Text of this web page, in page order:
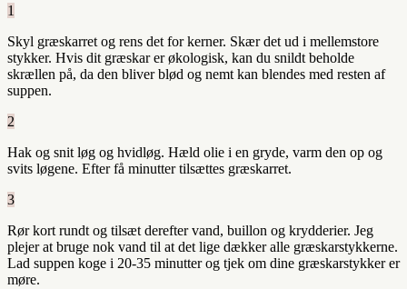
1
Skyl græskarret og rens det for kerner. Skær det ud i mellemstore
stykker. Hvis dit græskar er økologisk, kan du snildt beholde
skrællen på, da den bliver blød og nemt kan blendes med resten af
suppen.
2
Hak og snit løg og hvidløg. Hæld olie i en gryde, varm den op og
svits løgene. Efter få minutter tilsættes græskarret.
3
Rør kort rundt og tilsæt derefter vand, buillon og krydderier. Jeg
plejer at bruge nok vand til at det lige dækker alle græskarstykkerne.
Lad suppen koge i 20-35 minutter og tjek om dine græskarstykker er
møre.